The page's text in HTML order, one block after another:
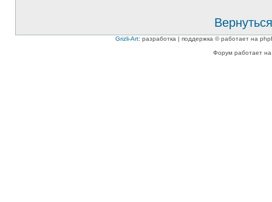
Grizli-Art: разработка | поддержка © работает на
Форум работает